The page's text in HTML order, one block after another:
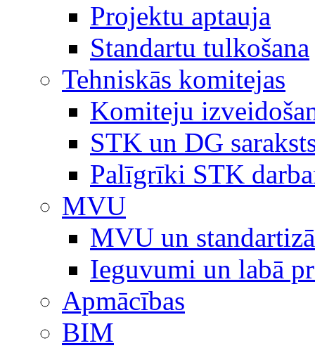
Projektu aptauja
Standartu tulkošana
Tehniskās komitejas
Komiteju
STK un DG
Palīgrīki STK
MVU
MVU un
Ieguvumi un labā
Apmācības
BIM